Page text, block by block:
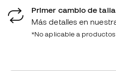
Primer cambio de
Más detalles en
*No aplicable a